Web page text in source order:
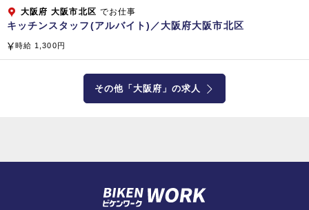
大阪府 大阪市北区 でお仕事
キッチンスタッフ(アルバイト)／大阪府大阪市北区
時給 1,300円
その他「大阪府」の求人